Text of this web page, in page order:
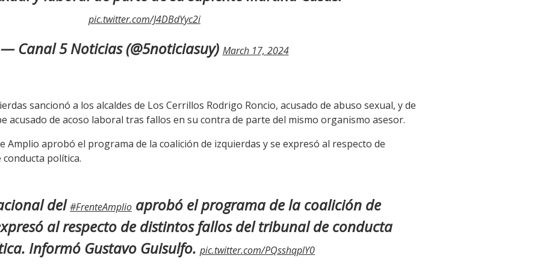
pic.twitter.com/J4DBdYyc2i
— Canal 5 Noticias (@5noticiasuy) March 17, 2024
sancionó a los alcaldes de Los Cerrillos Rodrigo Roncio, acusado de abuso sexual, y de
acusado de acoso laboral tras fallos en su contra de parte del mismo organismo asesor.
Amplio aprobó el programa de la coalición de izquierdas y se expresó al respecto de
política.
del#FrenteAmplio aprobó el programa de la coalición de
al respecto de distintos fallos del tribunal de conducta
Informó Gustavo Guisulfo. pic.twitter.com/PQsshqplY0